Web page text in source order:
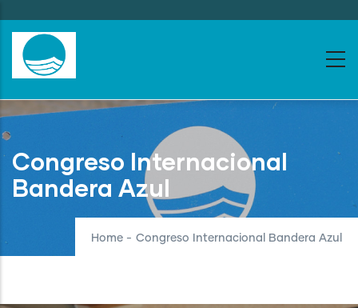
to
main
content
Congreso Internacional
Bandera Azul
Home - Congreso Internacional Bandera Azul